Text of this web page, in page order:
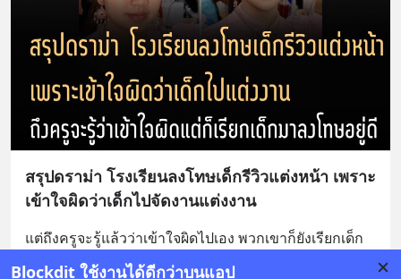
Blockdit ใช้งานได้ดีกว่าบนแอป
สรุปดราม่า โรงเรียนลงโทษเด็กรีวิวแต่งหน้า เพราะ
เข้าใจผิดว่าเด็กไปจัดงานแต่งงาน
แต่ถึงครูจะรู้แล้วว่าเข้าใจผิดไปเอง พวกเขาก็ยังเรียกเด็ก
มาลงโทษอยู่ดี (โทษฐานที่ทำให้เข้าใจผิดหรอ)